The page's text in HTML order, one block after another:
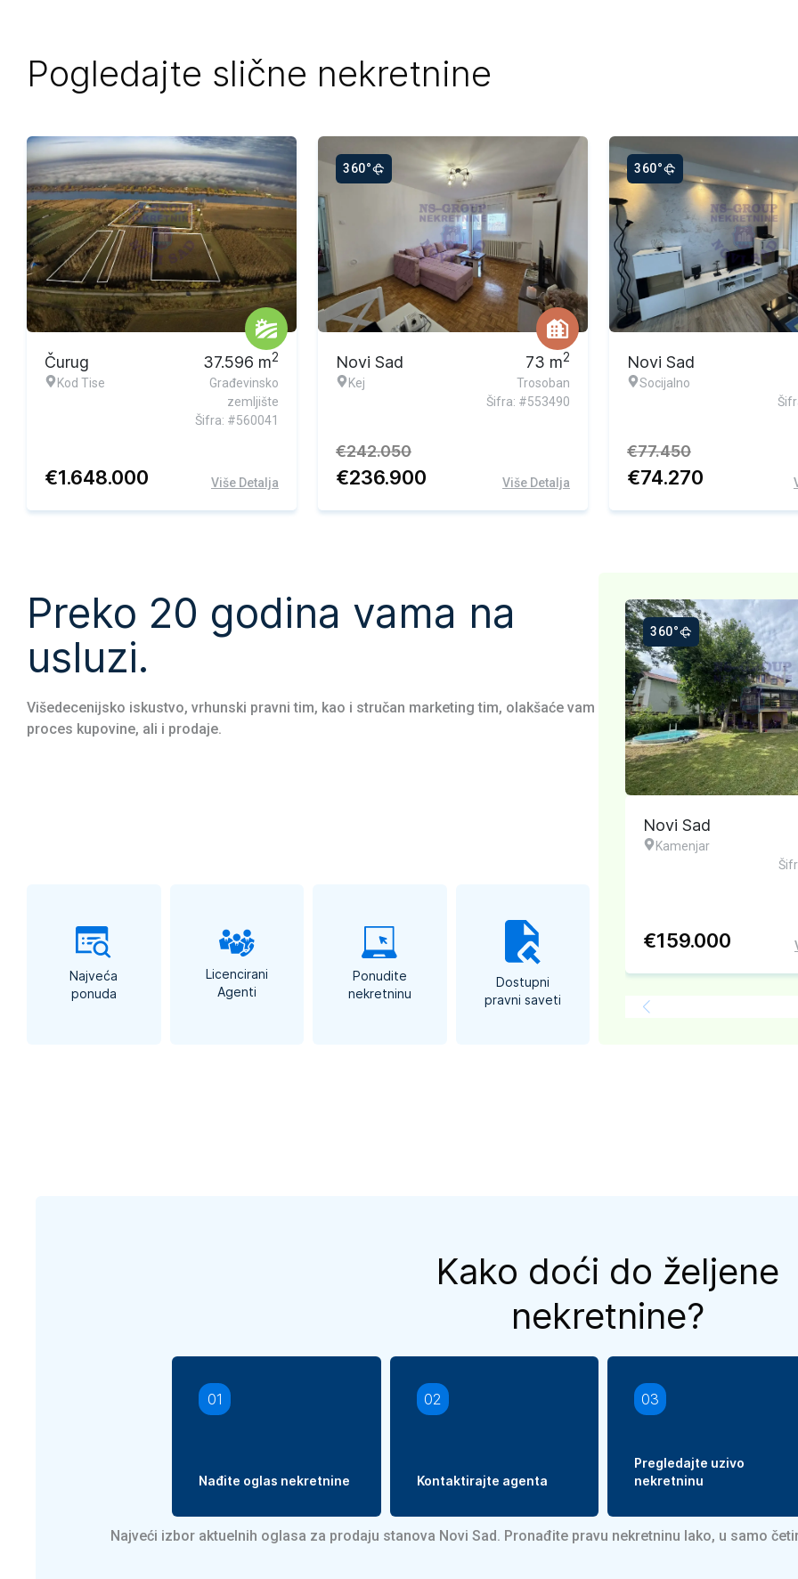
Pogledajte slične nekretnine
Ekskluzivna ponuda
Čurug
Kod Tise
37.596 m2
Građevinsko
zemljište
Šifra: #560041
€1.648.000 Više Detalja
360°
Ekskluzivna ponuda
Novi Sad
Kej
73 m2
Trosoban
Šifra: #553490
€242.050
€236.900 Više Detalja
360°
Ekskluzivna ponuda
Novi Sad
Socijalno
€77.450
€74.270
Preko 20 godina vama na
usluzi.
Višedecenijsko iskustvo, vrhunski pravni tim, kao i stručan marketing tim, olakšaće vam
proces kupovine, ali i prodaje.
Najveća
ponuda
Licencirani
Agenti
Ponudite
nekretninu
Dostupni
pravni saveti
360°
€ Više Detalja
360°
Ekskluzivna ponuda
Novi Sad
Grbavica
€206.900
Kako doći do željene
nekretnine?
01
Nađite oglas nekretnine
02
Kontaktirajte agenta
03
Pregledajte uzivo
nekretninu
Najveći izbor aktuelnih oglasa za prodaju stanova Novi Sad. Pronađite pravu nekretninu lako, u samo